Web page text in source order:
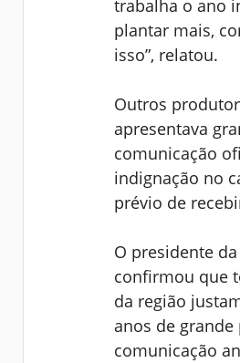
trabalha o ano
plantar mais,
isso”, relatou.
Outros
apresentava
comunicação
indignação no
prévio de
O presidente
confirmou que
da região
anos de
comunicação